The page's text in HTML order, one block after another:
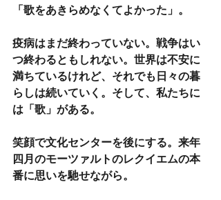
「歌をあきらめなくてよかった」。
疫病はまだ終わっていない。戦争はい
つ終わるともしれない。世界は不安に
満ちているけれど、それでも日々の暮
らしは続いていく。そして、私たちに
は「歌」がある。
笑顔で文化センターを後にする。来年
四月のモーツァルトのレクイエムの本
番に思いを馳せながら。